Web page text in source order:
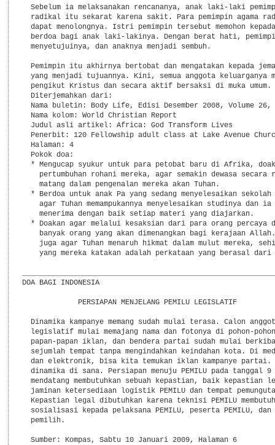
Sebelum ia melaksanakan rencananya, anak laki-laki
radikal itu sekarat karena sakit. Para pemimpin agama
dapat menolongnya. Istri pemimpin tersebut memohon
berdoa bagi anak laki-lakinya. Dengan berat hati,
  menyetujuinya, dan anaknya menjadi sembuh.
Pemimpin itu akhirnya bertobat dan mengatakan kepada
yang menjadi tujuannya. Kini, semua anggota keluarganya
pengikut Kristus dan secara aktif bersaksi di muka umum.
  Diterjemahkan dari:
Nama buletin: Body Life, Edisi Desember 2008, Volume 26,
  Nama kolom: World Christian Report
  Judul asli artikel: Africa: God Transform Lives
Penerbit: 120 Fellowship adult class at Lake Avenue
  Halaman: 4
  Pokok doa:
* Mengucap syukur untuk para petobat baru di Afrika,
pertumbuhan rohani mereka, agar semakin dewasa secara
    matang dalam pengenalan mereka akan Tuhan.
* Berdoa untuk anak Pa yang sedang menyelesaikan sekolah
agar Tuhan memampukannya menyelesaikan studinya dan ia
    menerima dengan baik setiap materi yang diajarkan.
* Doakan agar melalui kesaksian dari para orang percaya
banyak orang yang akan dimenangkan bagi kerajaan
juga agar Tuhan menaruh hikmat dalam mulut mereka,
yang mereka katakan adalah perkataan yang berasal dari
DOA BAGI INDONESIA
             PERSIAPAN MENJELANG PEMILU LEGISLATIF
Dinamika kampanye memang sudah mulai terasa. Calon
legislatif mulai memajang nama dan fotonya di pohon-
papan-papan iklan, dan bendera partai sudah mulai
sejumlah tempat tanpa mengindahkan keindahan kota. Di
dan elektronik, bisa kita temukan iklan kampanye partai.
dinamika di sana. Persiapan menuju PEMILU pada tanggal 9
mendatang membutuhkan sebuah kepastian, baik kepastian
jaminan ketersediaan logistik PEMILU dan tempat
Kepastian legal dibutuhkan karena teknisi PEMILU
sosialisasi kepada pelaksana PEMILU, peserta PEMILU, dan
  pemilih.
  Sumber: Kompas, Sabtu 10 Januari 2009, Halaman 6